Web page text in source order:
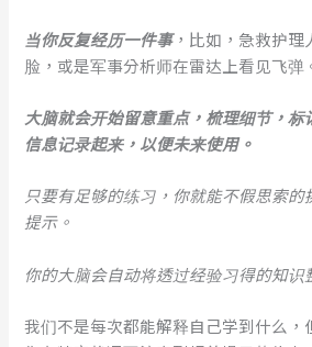
当你反复经历一件事，比如，急救护理
脸，或是军事分析师在雷达上看见飞弹
大脑就会开始留意重点，梳理细节，
信息记录起来，以便未来使用。
只要有足够的练习，你就能不假思索
提示。
你的大脑会自动将透过经验习得的知识
我们不是每次都能解释自己学到什么，